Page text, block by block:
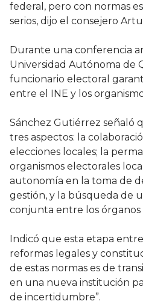
federal, pero con normas
serios, dijo el consejero
Durante una conferencia
Universidad Autónoma de
funcionario electoral
entre el INE y los
Sánchez Gutiérrez señaló
tres aspectos: la
elecciones locales; la
organismos electorales
autonomía en la toma de
gestión, y la búsqueda de
conjunta entre los órganos
Indicó que esta etapa
reformas legales y
de estas normas es de
en una nueva institución
de incertidumbre”.